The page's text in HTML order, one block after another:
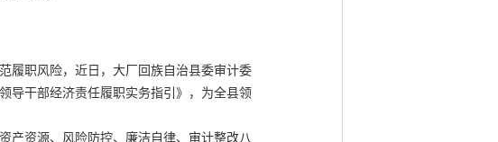
职风险，近日，大厂回族自治县委审计委
导干部经济责任履职实务指引》，为全县领
资源、风险防控、廉洁自律、审计整改八